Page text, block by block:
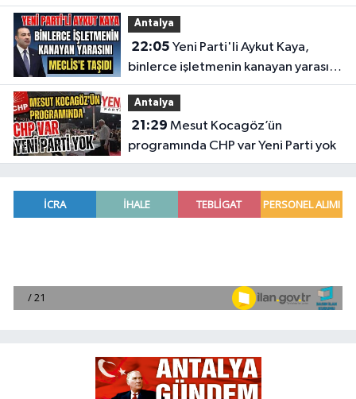
Antalya
22:05
binlerce işletmenin kanayan yarasını
Meclis'e taşıdı
Antalya
21:29
programında CHP var Yeni Parti yok